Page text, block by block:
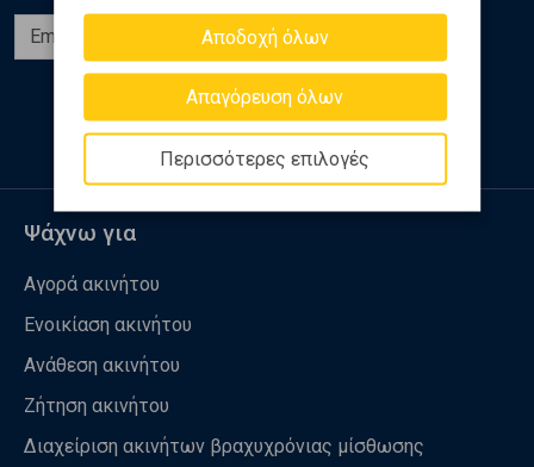
Αποδοχή όλων
Απαγόρευση όλων
Περισσότερες επιλογές
Εγγραφή
Ακολουθήστε μας
Ψάχνω για
Αγορά ακινήτου
Ενοικίαση ακινήτου
Ανάθεση ακινήτου
Ζήτηση ακινήτου
Διαχείριση ακινήτων βραχυχρόνιας μίσθωσης